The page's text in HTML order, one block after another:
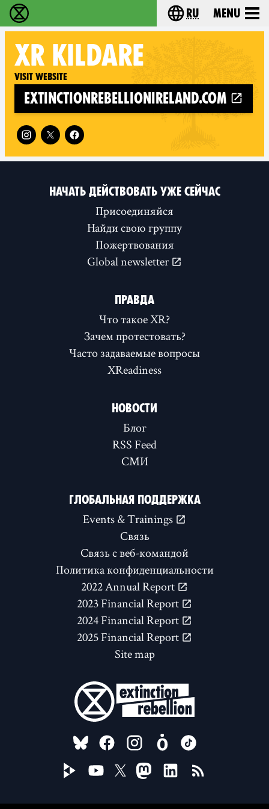
Extinction Rebellion - Home Choose your
ru Menu
XR KILDARE
Visit website
extinctionrebellionireland.com
Follow XR Kildare on
НАЧАТЬ ДЕЙСТВОВАТЬ УЖЕ СЕЙЧАС
Присоединяйся
Найди свою группу
Пожертвования
Global newsletter
ПРАВДА
Что такое XR?
Зачем протестовать?
Часто задаваемые вопросы
XReadiness
НОВОСТИ
Блог
RSS Feed
СМИ
ГЛОБАЛЬНАЯ ПОДДЕРЖКА
Events & Trainings
Связь
Связь с веб-командой
Политика конфиденциальности
2022 Annual Report
2023 Financial Report
2024 Financial Report
2025 Financial Report
Site map
FOLLOW US ON